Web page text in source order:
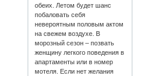
обеих. Летом будет шанс
побаловать себя
невероятным половым актом
на свежем воздухе. В
морозный сезон – позвать
женщину легкого поведения в
апартаменты или в номер
мотеля. Если нет желания